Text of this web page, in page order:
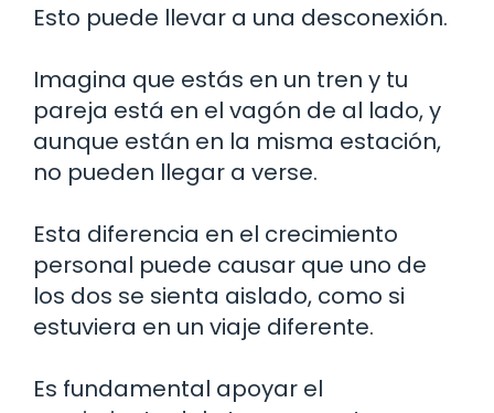
Esto puede llevar a una desconexión.
Imagina que estás en un tren y tu
pareja está en el vagón de al lado, y
aunque están en la misma estación,
no pueden llegar a verse.
Esta diferencia en el crecimiento
personal puede causar que uno de
los dos se sienta aislado, como si
estuviera en un viaje diferente.
Es fundamental apoyar el